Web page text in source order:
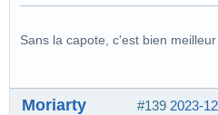
Sans la capote, c'est bien meilleur
#139 2023-
Moriarty